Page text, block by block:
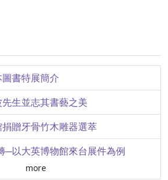
書特展簡介
生並志其書藝之美
贈牙骨竹木雕器選萃
─以大英博物館來台展件為例
more